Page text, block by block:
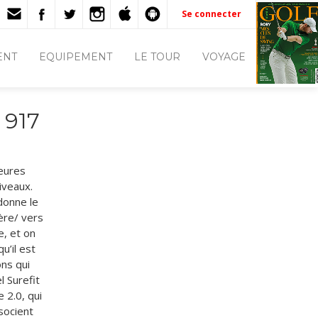
Se connecter
EQUIPEMENT LE TOUR VOYAGE
le
vers
et on
est
qui
Surefit
2.0, qui